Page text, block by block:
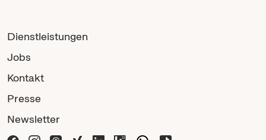
Dienstleistungen
Jobs
Kontakt
Presse
Newsletter